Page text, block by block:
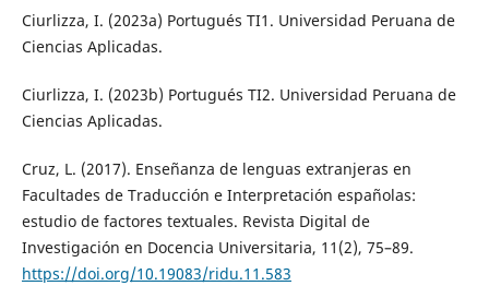
Ciurlizza, I. (2023a) Portugués TI1. Universidad Peruana de
Ciencias Aplicadas.
Ciurlizza, I. (2023b) Portugués TI2. Universidad Peruana de
Ciencias Aplicadas.
Cruz, L. (2017). Enseñanza de lenguas extranjeras en
Facultades de Traducción e Interpretación españolas:
estudio de factores textuales. Revista Digital de
Investigación en Docencia Universitaria, 11(2), 75–89.
https://doi.org/10.19083/ridu.11.583